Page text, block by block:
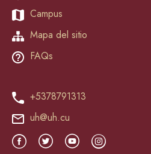
Campus
Mapa del sitio
FAQs
+5378791313
uh@uh.cu